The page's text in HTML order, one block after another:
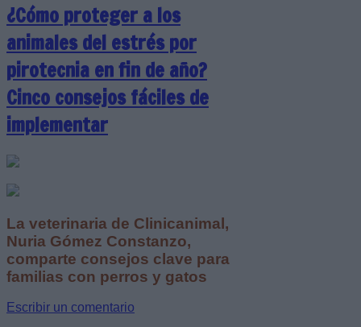
¿Cómo proteger a los
animales del estrés por
pirotecnia en fin de año?
Cinco consejos fáciles de
implementar
La veterinaria de Clinicanimal,
Nuria Gómez Constanzo,
comparte consejos clave para
familias con perros y gatos
Escribir un comentario